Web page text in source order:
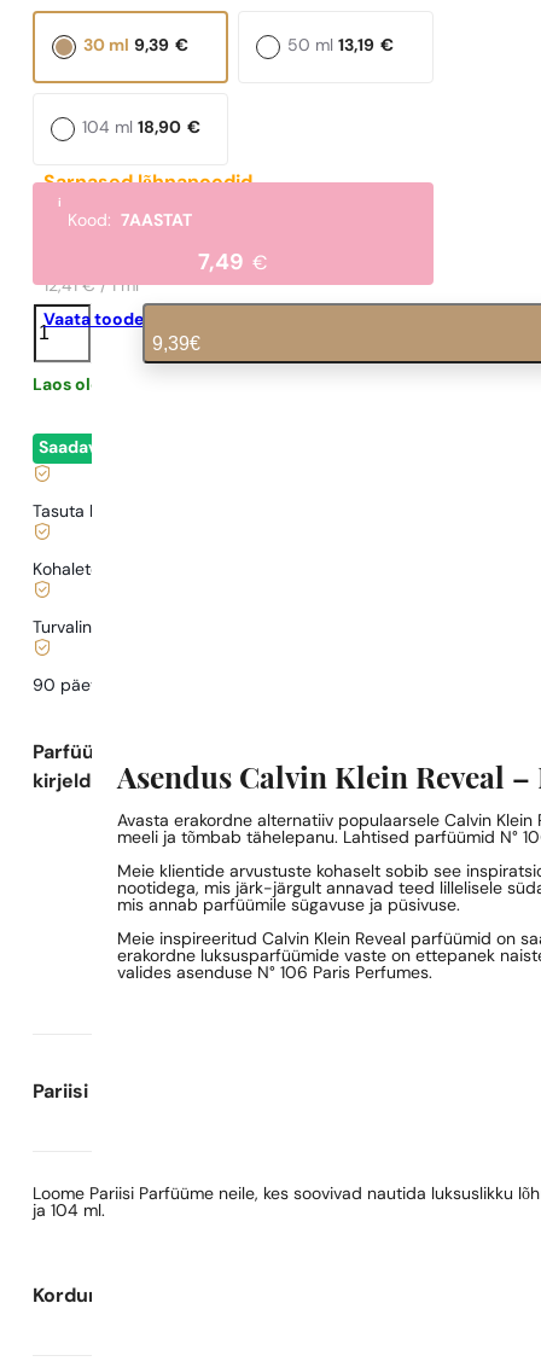
Sarnased lõhnanoodid
For Men Extreme
12,41 € / 1 ml
Vaata toodet
9,39 €
30 ml 13,19 €
50 ml
18,90 €
104 ml
i
Kood:7AASTAT
7,49 €
N°
106
kogus
9,39€
Laos olemas
Saadaval
Tasuta kohaletoimetamine alates
Kohaletoimetamine alates
Turvaline ostlemine ja maksed
90 päeva
Parfüümi
kirjeldus
Asendus Calvin Klein Reveal –
Avasta erakordne alternatiiv populaarsele Calvin
meeli ja tõmbab tähelepanu. Lahtised parfüümid N°
Meie klientide arvustuste kohaselt sobib see
nootidega, mis järk-järgult annavad teed lillelisele
mis annab parfüümile sügavuse ja püsivuse.
Meie inspireeritud Calvin Klein Reveal parfüümid on
erakordne luksusparfüümide vaste on ettepanek
valides asenduse N° 106 Paris Perfumes.
Pariisi Parfüümide kohta
Loome Pariisi Parfüüme neile, kes soovivad nautida luksuslikku
ja 104 ml.
Korduma kippuvad küsimused